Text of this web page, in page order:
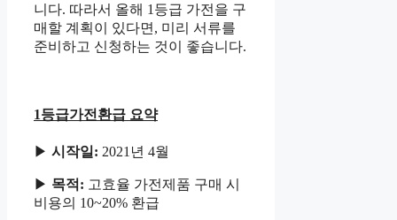
니다. 따라서 올해 1등급 가전을 구
매할 계획이 있다면, 미리 서류를
준비하고 신청하는 것이 좋습니다.
1등급가전환급 요약
▶ 시작일: 2021년 4월
▶ 목적: 고효율 가전제품 구매 시
비용의 10~20% 환급